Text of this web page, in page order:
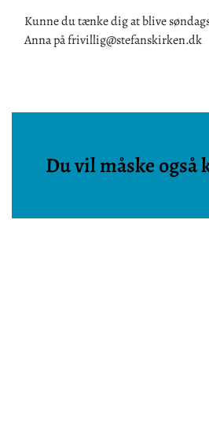
Kunne du tænke dig at blive
Anna på frivillig@stefanskirken.dk
Du vil måske også